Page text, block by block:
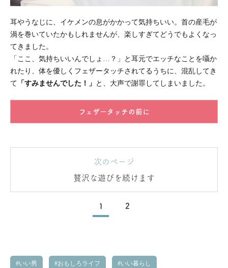
耳やうなじに、イケメンの息がかかって気持ちいい。首の産毛が
渦を巻いていたかもしれませんが、楽しすぎてどうでもよくなっ
てきました。
「ここ、気持ちいいんでしょ…？」と耳元でエッチなことを囁か
れたり、体を優しくフェザータッチされてるうちに、混乱してき
て 「すみませんでした！」 と、大声で謝罪してしまいました。
フェザータッチの前に
次のページ
贅沢な遊びを続けます
1 2
いい男 おもしろライフ いい暮らし